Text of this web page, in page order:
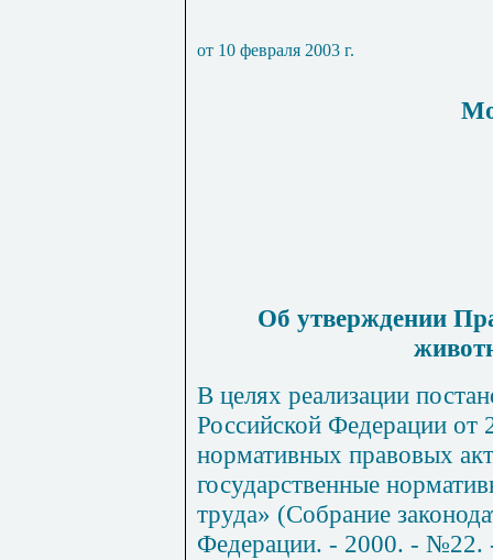
от 10 февраля 2003 г.
Об утверждении
В целях реализации
Российской Федерации от
нормативных правовых
государственные
труда» (Собрание
Федерации. - 2000. - №22.